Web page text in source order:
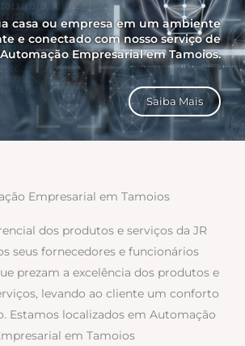
casa ou empresa em um ambiente
e conectado com nosso serviço de
Automação Empresarial em Tamoios.
Saiba Mais
Empresarial em Tamoios
dos produtos e serviços da JR
seus fornecedores e funcionários
prezam a excelência dos produtos e
levando ao cliente um conforto
Estamos localizados em Automação
em Tamoios